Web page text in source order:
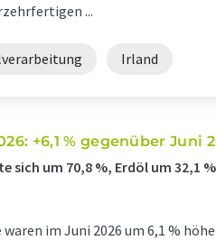
...
Irland
+6,1 % gegenüber Juni
sich um 70,8 %, Erdöl um 32,1
im Juni 2026 um 6,1 %